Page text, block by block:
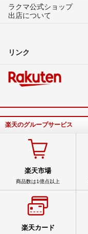
ラクマ公式ショップ
出店について
リンク
楽天のグループサービス
楽天市場
商品数は1億点以上
楽天カード